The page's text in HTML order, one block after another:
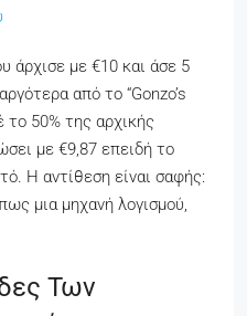
άρχισε με €10 και άσε 5
από το “Gonzo’s
το 50% της αρχικής
με €9,87 επειδή το
Η αντίθεση είναι σαφής:
μια μηχανή λογισμού,
Των